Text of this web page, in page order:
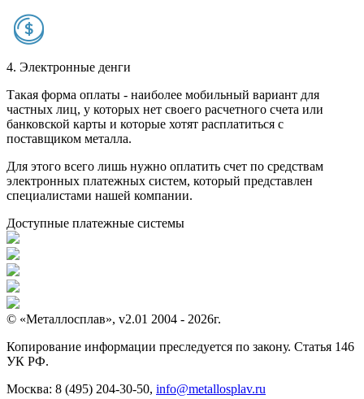
4. Электронные денги
Такая форма оплаты - наиболее мобильный вариант для
частных лиц, у которых нет своего расчетного счета или
банковской карты и которые хотят расплатиться с
поставщиком металла.
Для этого всего лишь нужно оплатить счет по средствам
электронных платежных систем, который представлен
специалистами нашей компании.
Доступные платежные системы
© «Металлосплав», v2.01 2004 - 2026г.
Копирование информации преследуется по закону. Статья 146
УК РФ.
Москва: 8 (495) 204-30-50, info@metallosplav.ru